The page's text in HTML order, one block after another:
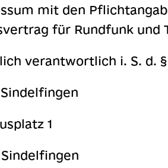
mit den
für Rundfunk und
verantwortlich i. S. d. §
1
Sindelfingen